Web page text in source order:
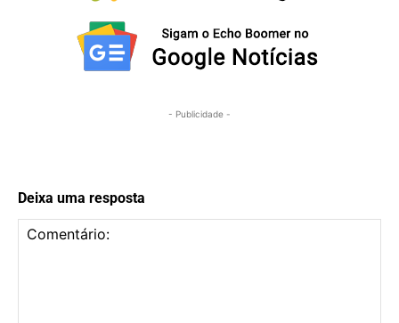
- Publicidade -
Deixa uma resposta